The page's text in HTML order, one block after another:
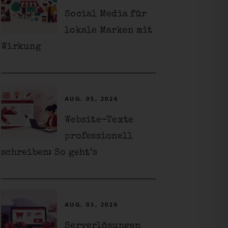
Social Media für
lokale Marken mit
Wirkung
AUG. 05, 2026
Website-Texte
professionell
schreiben: So geht’s
AUG. 03, 2026
Serverlösungen